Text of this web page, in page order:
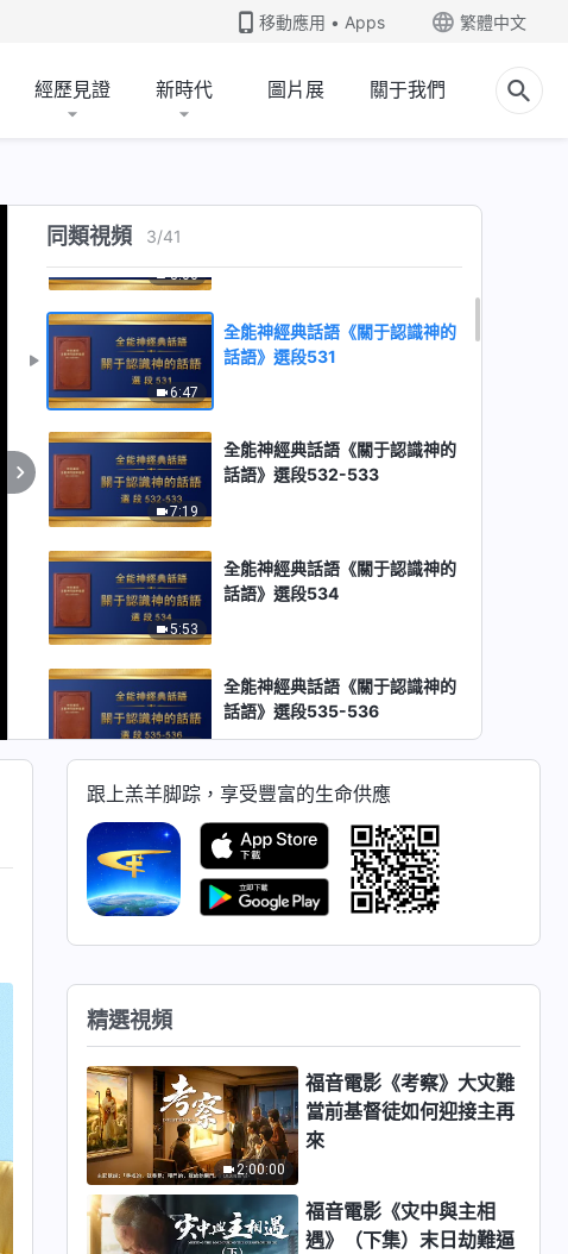
移動應用 • Apps 繁體中文
經歷見證 新時代 圖片展 關于我們
同類視頻 3/41
全能神經典話語《關于認識神的
8:00
全能神經典話語《關于認識神的
6:47
全能神經典話語《關于認識神的
話語》選段531
7:19
全能神經典話語《關于認識神的
話語》選段532-533
5:53
全能神經典話語《關于認識神的
話語》選段534
全能神經典話語《關于認識神的
話語》選段535-536
全能神經典話語《關于認識神的
話語》選段537
9:41
全能神經典話語《關于認識神的
話語》選段538-539
6:42
話語》選段540
6:00
全能神經典話語《關于認識神的
話語》選段541
跟上羔羊脚踪，享受豐富的生命供應
精選視頻
2:00:00
福音電影《考察》大灾難
當前基督徒如何迎接主再
來
福音電影《灾中與主相
遇》（下集）末日劫難逼